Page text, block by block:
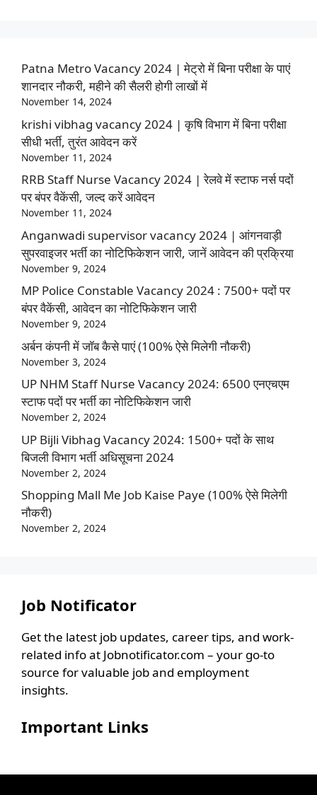
Patna Metro Vacancy 2024 | मेट्रो में बिना परीक्षा के पाएं
शानदार नौकरी, महीने की सैलरी होगी लाखों में
November 14, 2024
krishi vibhag vacancy 2024 | कृषि विभाग में बिना परीक्षा
सीधी भर्ती, तुरंत आवेदन करें
November 11, 2024
RRB Staff Nurse Vacancy 2024 | रेलवे में स्टाफ नर्स पदों
पर बंपर वैकेंसी, जल्द करें आवेदन
November 11, 2024
Anganwadi supervisor vacancy 2024 | आंगनवाड़ी
सुपरवाइजर भर्ती का नोटिफिकेशन जारी, जानें आवेदन की प्रक्रिया
November 9, 2024
MP Police Constable Vacancy 2024 : 7500+ पदों पर
बंपर वैकेंसी, आवेदन का नोटिफिकेशन जारी
November 9, 2024
अर्बन कंपनी में जॉब कैसे पाएं (100% ऐसे मिलेगी नौकरी)
November 3, 2024
UP NHM Staff Nurse Vacancy 2024: 6500 एनएचएम
स्टाफ पदों पर भर्ती का नोटिफिकेशन जारी
November 2, 2024
UP Bijli Vibhag Vacancy 2024: 1500+ पदों के साथ
बिजली विभाग भर्ती अधिसूचना 2024
November 2, 2024
Shopping Mall Me Job Kaise Paye (100% ऐसे मिलेगी
नौकरी)
November 2, 2024
Job Notificator
Get the latest job updates, career tips, and work-
related info at Jobnotificator.com – your go-to
source for valuable job and employment
insights.
Important Links